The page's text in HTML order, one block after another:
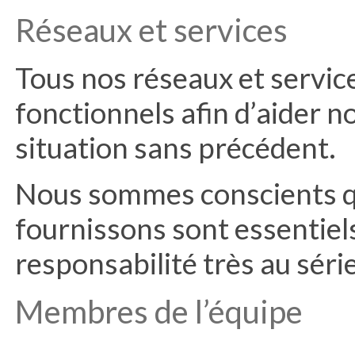
Réseaux et services
Tous nos réseaux et
fonctionnels afin d’aider
situation sans précédent.
Nous sommes conscients
fournissons sont
responsabilité très au
Membres de l’équipe